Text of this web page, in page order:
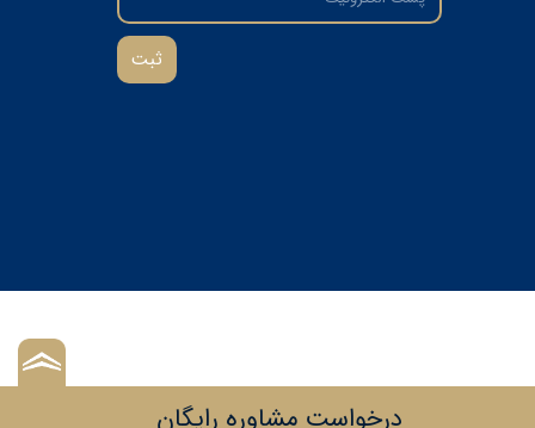
ثبت
درخواست مشاوره رایگان